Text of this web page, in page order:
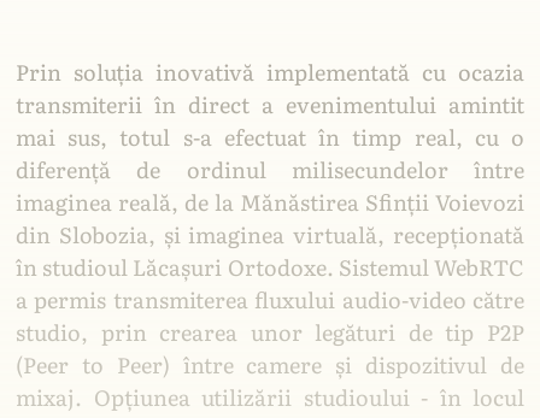
Prin soluția inovativă implementată cu ocazia
transmiterii în direct a evenimentului amintit
mai sus, totul s-a efectuat în timp real, cu o
diferență de ordinul milisecundelor între
imaginea reală, de la Mănăstirea Sfinții Voievozi
din Slobozia, și imaginea virtuală, recepționată
în studioul Lăcașuri Ortodoxe. Sistemul WebRTC
a permis transmiterea fluxului audio-video către
studio, prin crearea unor legături de tip P2P
(Peer to Peer) între camere și dispozitivul de
mixaj. Opțiunea utilizării studioului - în locul